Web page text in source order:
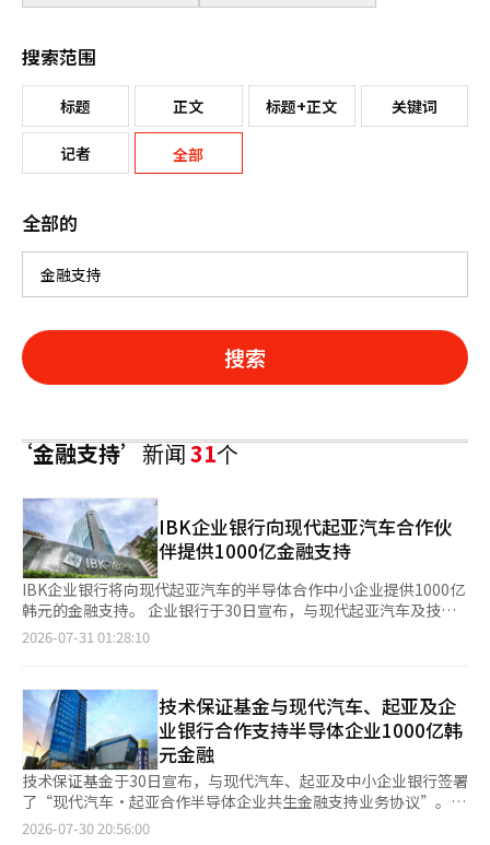
搜索范围
标题 正文 标题+正文 关键词
记者 全部
全部的
搜索
‘金融支持’新闻31个
IBK企业银行向现代起亚汽车合作伙
伴提供1000亿金融支持
IBK企业银行将向现代起亚汽车的半导体合作中小企业提供1000亿
韩元的金融支持。 企业银行于30日宣布，与现代起亚汽车及技术
保证基金签署了“现代起亚汽车合作半导体企业共生金融支持”工
行将与现代起亚汽车共同向技术保证基金提供特别出资，并基于此
向合作中小企业提供低利率的担保贷款。总支持规模为1000亿韩
元。 受支持企业可享受最高1.3个百分点的利率减免及前两年全额
免除担保费等优惠。 企业银行相关人士表示：“未来，企业银行
将继续扩大各种金融支持项目，以支持产业生态系统的供应链稳定
和中小企业的可持续发展。”※ 本报道经人工智能（AI）系统翻译
与编辑。
2026-07-31 01:28:10
技术保证基金与现代汽车、起亚及企
业银行合作支持半导体企业1000亿韩
元金融
技术保证基金于30日宣布，与现代汽车、起亚及中小企业银行签署
了“现代汽车·起亚合作半导体企业共生金融支持业务协议”。
此次协议旨在应对全球供应链重组和技术竞争加剧，提高现代汽车
2026-07-30 20:56:00